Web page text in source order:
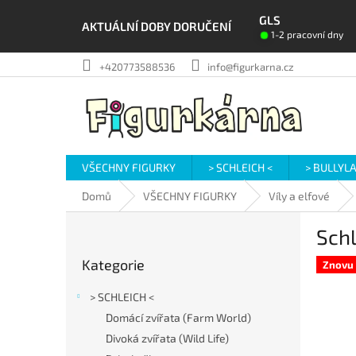
AKTUÁLNÍ DOBY DORUČENÍ GLS
1-2 pracovní dny
+420773588536 info@figurkarna.cz
VŠECHNY FIGURKY > SCHLEICH < >
Domů VŠECHNY FIGURKY Víly a elfové
kategorie
Kategorie
> SCHLEICH <
Domácí zvířata (Farm World)
Divoká zvířata (Wild Life)
Znovu